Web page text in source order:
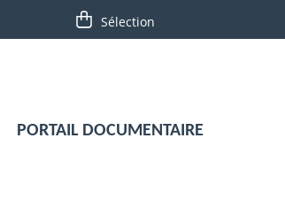
PORTAIL DOCUMENTAIRE